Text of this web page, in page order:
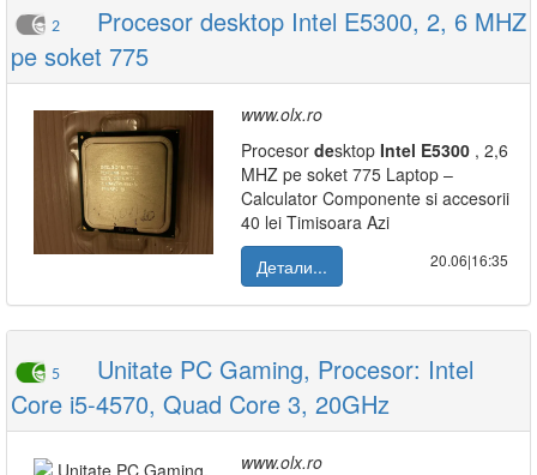
2
Procesor desktop Intel E5300, 2, 6 MHZ
pe soket 775
www.olx.ro
Procesor desktop Intel E5300 , 2,6
MHZ pe soket 775 Laptop –
Calculator Componente si accesorii
40 lei Timisoara Azi
Детали...
20.06|16:35
5
Unitate PC Gaming, Procesor: Intel
Core i5-4570, Quad Core 3, 20GHz
www.olx.ro